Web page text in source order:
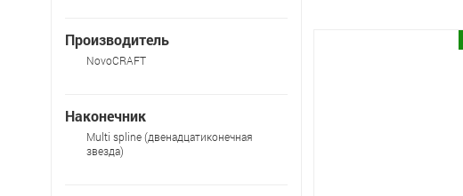
Производитель
NovoCRAFT
Наконечник
Multi spline (двенадцатиконечная
звезда)